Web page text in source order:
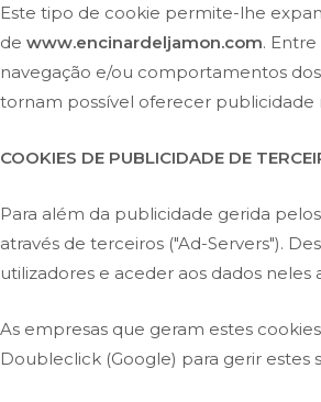
Este tipo de cookie permite-lhe
de www.encinardeljamon.com.
navegação e/ou comportamentos
tornam possível oferecer publicidade
COOKIES DE PUBLICIDADE DE
Para além da publicidade gerida
através de terceiros ("Ad-Servers").
utilizadores e aceder aos dados neles
As empresas que geram estes
Doubleclick (Google) para gerir estes